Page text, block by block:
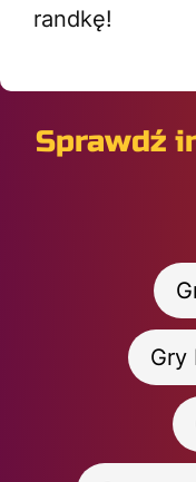
randkę!
Sprawdź
Gry